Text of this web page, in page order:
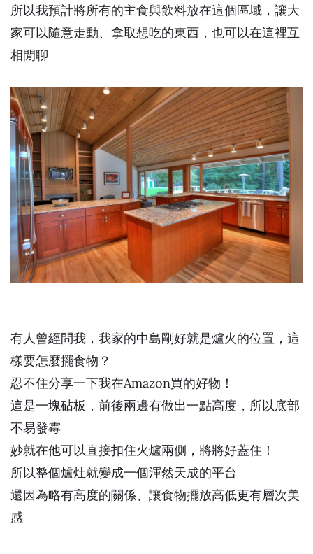
所以我預計將所有的主食與飲料放在這個區域，讓大
家可以隨意走動、拿取想吃的東西， 也可以在這裡互
相閒聊
有人曾經問我，我家的中島剛好就是爐火的位置，這
樣要怎麼擺食物？
忍不住分享一下我在Amazon買的好物！
這是一塊砧板，前後兩邊有做出一點高度，所以底部
不易發霉
妙就在他可以直接扣住火爐兩側，將將好蓋住！
所以整個爐灶就變成一個渾然天成的平台
還因為略有高度的關係、讓食物擺放高低更有層次美
感